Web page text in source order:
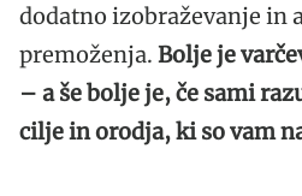
dodatno izobraževanje in
premoženja. Bolje je
– a še bolje je, če sami
cilje in orodja, ki so vam